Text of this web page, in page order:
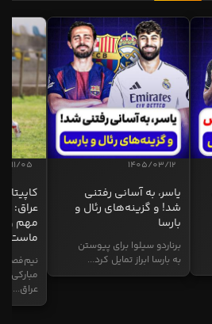
1405/03/12
یاسر، به آسانی رفتنی
شد! و گزینه‌های رئال و
بارسا
برناردو سیلوا برای پیوستن
به بارسا ابراز تمایل کرد...
11/05
عراق:
مهم و
ماست
نیم‌فصل
مبارکی
عراق...